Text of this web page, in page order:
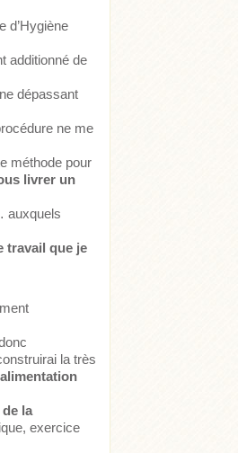
d’Hygiène
additionné de
dépassant
ne me
méthode pour
livrer un
auxquels
travail que je
la très
alimentation
la
exercice